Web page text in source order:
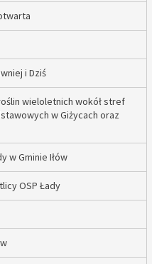
i Dziś
wieloletnich wokół stref
w Giżycach oraz
w Gminie Iłów
OSP Łady